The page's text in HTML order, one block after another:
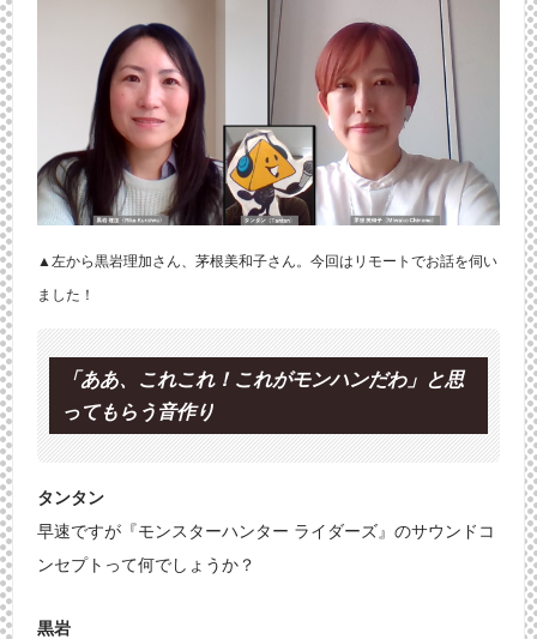
▲左から黒岩理加さん、茅根美和子さん。今回はリモートでお話を伺い
ました！
「ああ、これこれ！これがモンハンだわ」と思
ってもらう音作り
タンタン
早速ですが『モンスターハンター ライダーズ』のサウンドコ
ンセプトって何でしょうか？
黒岩